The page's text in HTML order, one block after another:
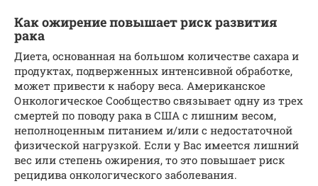
Как ожирение повышает риск развития
рака
Диета, основанная на большом количестве сахара и
продуктах, подверженных интенсивной обработке,
может привести к набору веса. Американское
Онкологическое Сообщество связывает одну из трех
смертей по поводу рака в США с лишним весом,
неполноценным питанием и/или с недостаточной
физической нагрузкой. Если у Вас имеется лишний
вес или степень ожирения, то это повышает риск
рецидива онкологического заболевания.